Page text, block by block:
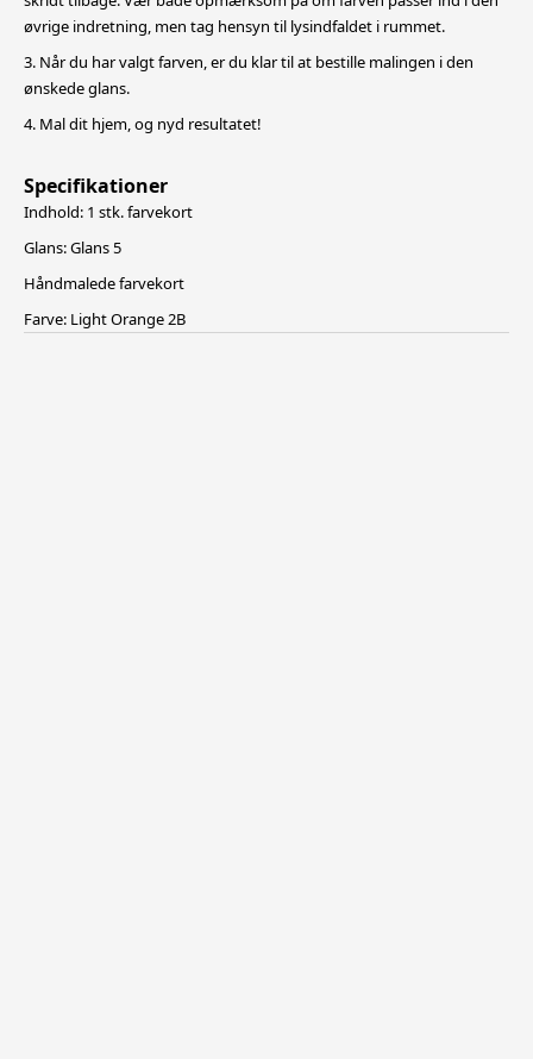
øvrige indretning, men tag hensyn til lysindfaldet i rummet.
3. Når du har valgt farven, er du klar til at bestille malingen i den
ønskede glans.
4. Mal dit hjem, og nyd resultatet!
Specifikationer
Indhold: 1 stk. farvekort
Glans: Glans 5
Håndmalede farvekort
Farve: Light Orange 2B